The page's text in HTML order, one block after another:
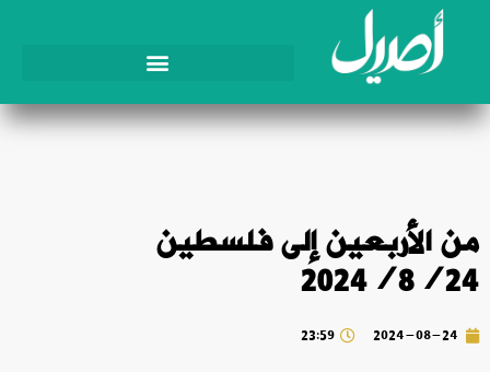
من الأربعين إلى فلسطين
2024/8/24
2024-08-24
23:59